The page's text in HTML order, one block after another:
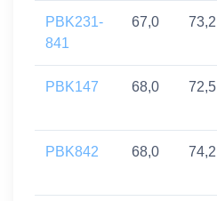
PBK231-
841
67,0 73,2
PBK147 68,0 72,5
PBK842 68,0 74,2